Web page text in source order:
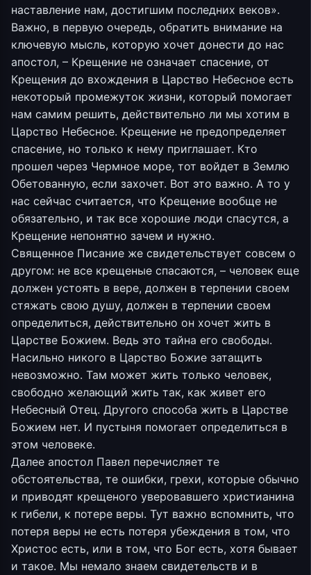
наставление нам, достигшим последних веков».
Важно, в первую очередь, обратить внимание на
ключевую мысль, которую хочет донести до нас
апостол, – Крещение не означает спасение, от
Крещения до вхождения в Царство Небесное есть
некоторый промежуток жизни, который помогает
нам самим решить, действительно ли мы хотим в
Царство Небесное. Крещение не предопределяет
спасение, но только к нему приглашает. Кто
прошел через Чермное море, тот войдет в Землю
Обетованную, если захочет. Вот это важно. А то у
нас сейчас считается, что Крещение вообще не
обязательно, и так все хорошие люди спасутся, а
Крещение непонятно зачем и нужно.
Священное Писание же свидетельствует совсем о
другом: не все крещеные спасаются, – человек еще
должен устоять в вере, должен в терпении своем
стяжать свою душу, должен в терпении своем
определиться, действительно он хочет жить в
Царстве Божием. Ведь это тайна его свободы.
Насильно никого в Царство Божие затащить
невозможно. Там может жить только человек,
свободно желающий жить так, как живет его
Небесный Отец. Другого способа жить в Царстве
Божием нет. И пустыня помогает определиться в
этом человеке.
Далее апостол Павел перечисляет те
обстоятельства, те ошибки, грехи, которые обычно
и приводят крещеного уверовавшего христианина
к гибели, к потере веры. Тут важно вспомнить, что
потеря веры не есть потеря убеждения в том, что
Христос есть, или в том, что Бог есть, хотя бывает
и такое. Мы немало знаем свидетельств и в